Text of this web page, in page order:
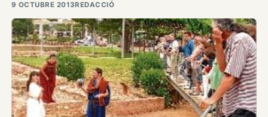
9 OCTUBRE 2013REDACCIÓ